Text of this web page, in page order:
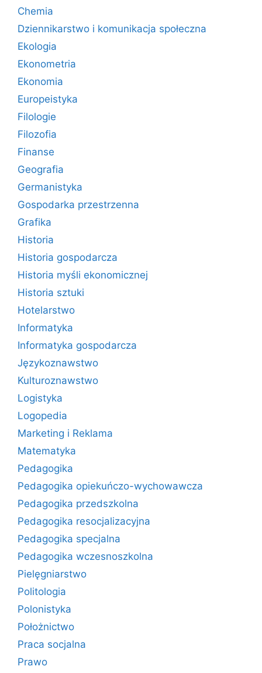
Chemia
Dziennikarstwo i komunikacja społeczna
Ekologia
Ekonometria
Ekonomia
Europeistyka
Filologie
Filozofia
Finanse
Geografia
Germanistyka
Gospodarka przestrzenna
Grafika
Historia
Historia gospodarcza
Historia myśli ekonomicznej
Historia sztuki
Hotelarstwo
Informatyka
Informatyka gospodarcza
Językoznawstwo
Kulturoznawstwo
Logistyka
Logopedia
Marketing i Reklama
Matematyka
Pedagogika
Pedagogika opiekuńczo-wychowawcza
Pedagogika przedszkolna
Pedagogika resocjalizacyjna
Pedagogika specjalna
Pedagogika wczesnoszkolna
Pielęgniarstwo
Politologia
Polonistyka
Położnictwo
Praca socjalna
Prawo